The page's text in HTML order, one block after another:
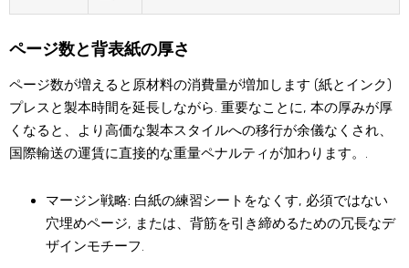
ページ数と背表紙の厚さ
ページ数が増えると原材料の消費量が増加します (紙とインク)
プレスと製本時間を延長しながら. 重要なことに, 本の厚みが厚
くなると、より高価な製本スタイルへの移行が余儀なくされ、
国際輸送の運賃に直接的な重量ペナルティが加わります。.
マージン戦略: 白紙の練習シートをなくす, 必須ではない
穴埋めページ, または、背筋を引き締めるための冗長なデ
ザインモチーフ.